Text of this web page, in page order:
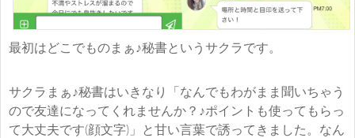
最初はどこでものまぁ♪秘書というサクラです。
サクラまぁ♪秘書はいきなり「なんでもわがまま聞いちゃう
ので友達になってくれませんか？♪ポイントも使ってもらっ
て大丈夫です(顔文字)」と甘い言葉で誘ってきました。なん